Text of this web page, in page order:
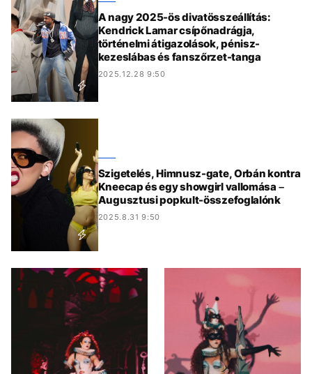
A nagy 2025-ös divatösszeállítás:
Kendrick Lamar csípőnadrágja,
történelmi átigazolások, pénisz-
kezeslábas és fanszőrzet-tanga
2025.12.28 9:50
Szigetelés, Himnusz-gate, Orbán kontra
Kneecap és egy showgirl vallomása –
Augusztusi popkult-összefoglalónk
2025.8.31 9:50